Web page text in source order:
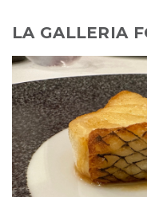
LA GALLERIA